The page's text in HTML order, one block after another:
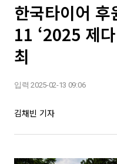
한국타이어
11 ‘2025 제
최
입력 2025-02-13 09:06
김채빈 기자